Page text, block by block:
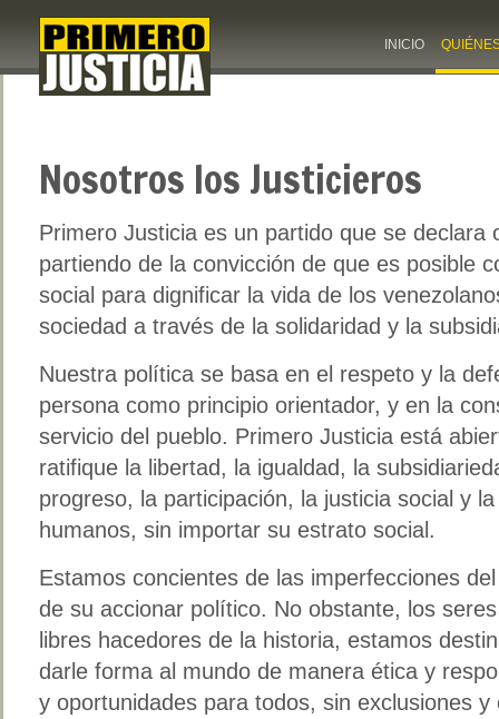
INICIO
Nosotros los Justicieros
Primero Justicia es un partido que se declara
partiendo de la convicción de que es posible
social para dignificar la vida de los
sociedad a través de la solidaridad y la
Nuestra política se basa en el respeto y la
persona como principio orientador, y en la
servicio del pueblo. Primero Justicia está
ratifique la libertad, la igualdad, la
progreso, la participación, la justicia social y
humanos, sin importar su estrato social.
Estamos concientes de las imperfecciones
de su accionar político. No obstante, los
libres hacedores de la historia, estamos
darle forma al mundo de manera ética y
y oportunidades para todos, sin exclusiones